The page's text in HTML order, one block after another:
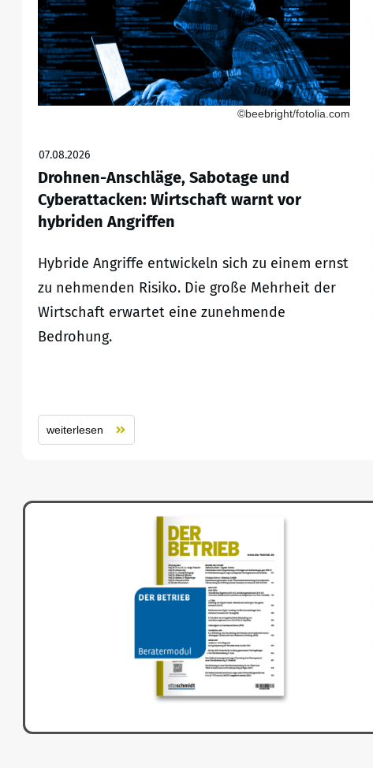
©beebright/fotolia.com
07.08.2026
Drohnen-Anschläge, Sabotage und
Cyberattacken: Wirtschaft warnt vor
hybriden Angriffen
Hybride Angriffe entwickeln sich zu einem ernst
zu nehmenden Risiko. Die große Mehrheit der
Wirtschaft erwartet eine zunehmende
Bedrohung.
weiterlesen